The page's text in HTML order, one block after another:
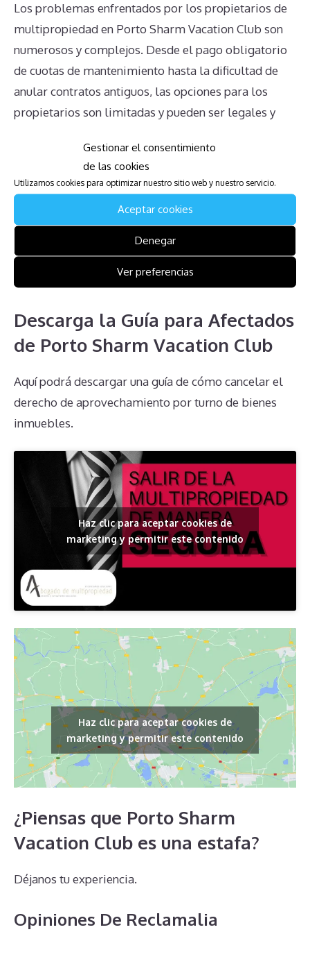
Gestionar el consentimiento
de las cookies
Utilizamos cookies para optimizar nuestro sitio web y nuestro servicio.
Aceptar cookies
Denegar
Ver preferencias
Los problemas enfrentados por los propietarios de
multipropiedad en Porto Sharm Vacation Club son
numerosos y complejos. Desde el pago obligatorio
de cuotas de mantenimiento hasta la dificultad de
anular contratos antiguos, las opciones para los
propietarios son limitadas y pueden ser legales y
plenamente los derechos y obligaciones, y buscar
asesoramiento legal adecuado, son pasos esenciales
para navegar estas dificultades y tomar decisiones
bien informadas. La transparencia y la información
clara son vitales para evitar problemas adicionales y
asegurar una gestión más sencilla de las
obligaciones relacionadas con la multipropiedad.
Descarga la Guía para Afectados
de Porto Sharm Vacation Club
Aquí podrá descargar una guía de cómo cancelar el
derecho de aprovechamiento por turno de bienes
inmuebles.
Haz clic para aceptar cookies de
marketing y permitir este contenido
Haz clic para aceptar cookies de
marketing y permitir este contenido
¿Piensas que Porto Sharm
Vacation Club es una estafa?
Déjanos tu experiencia.
Opiniones De Reclamalia